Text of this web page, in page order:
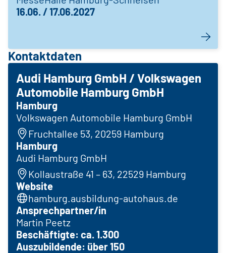
16.06. / 17.06.2027
Kontaktdaten
Audi Hamburg GmbH / Volkswagen
Automobile Hamburg GmbH
Hamburg
Volkswagen Automobile Hamburg GmbH
Fruchtallee 53, 20259 Hamburg
Hamburg
Audi Hamburg GmbH
Kollaustraße 41 – 63, 22529 Hamburg
Website
hamburg.ausbildung-autohaus.de
Ansprechpartner/in
Martin Peetz
Beschäftigte: ca. 1.300
Auszubildende: über 150